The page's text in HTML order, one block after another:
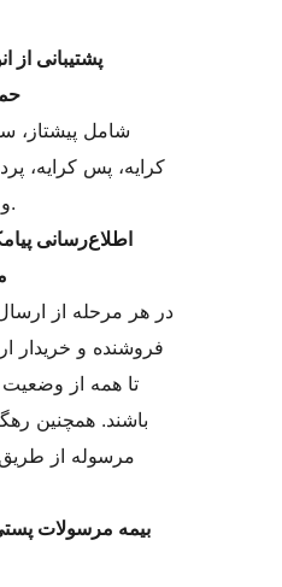
پشتیبانی از
شامل پیشتاز،
کرایه، پس کرایه،
و ارسال سریع.
اطلاع‌رسانی
در هر مرحله از
فروشنده و خریدار
تا همه از
باشند. همچنین
مرسوله از
بیمه مرسولات